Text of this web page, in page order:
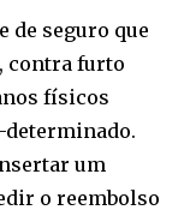
de seguro que
contra furto
físicos
determinado.
um
o reembolso